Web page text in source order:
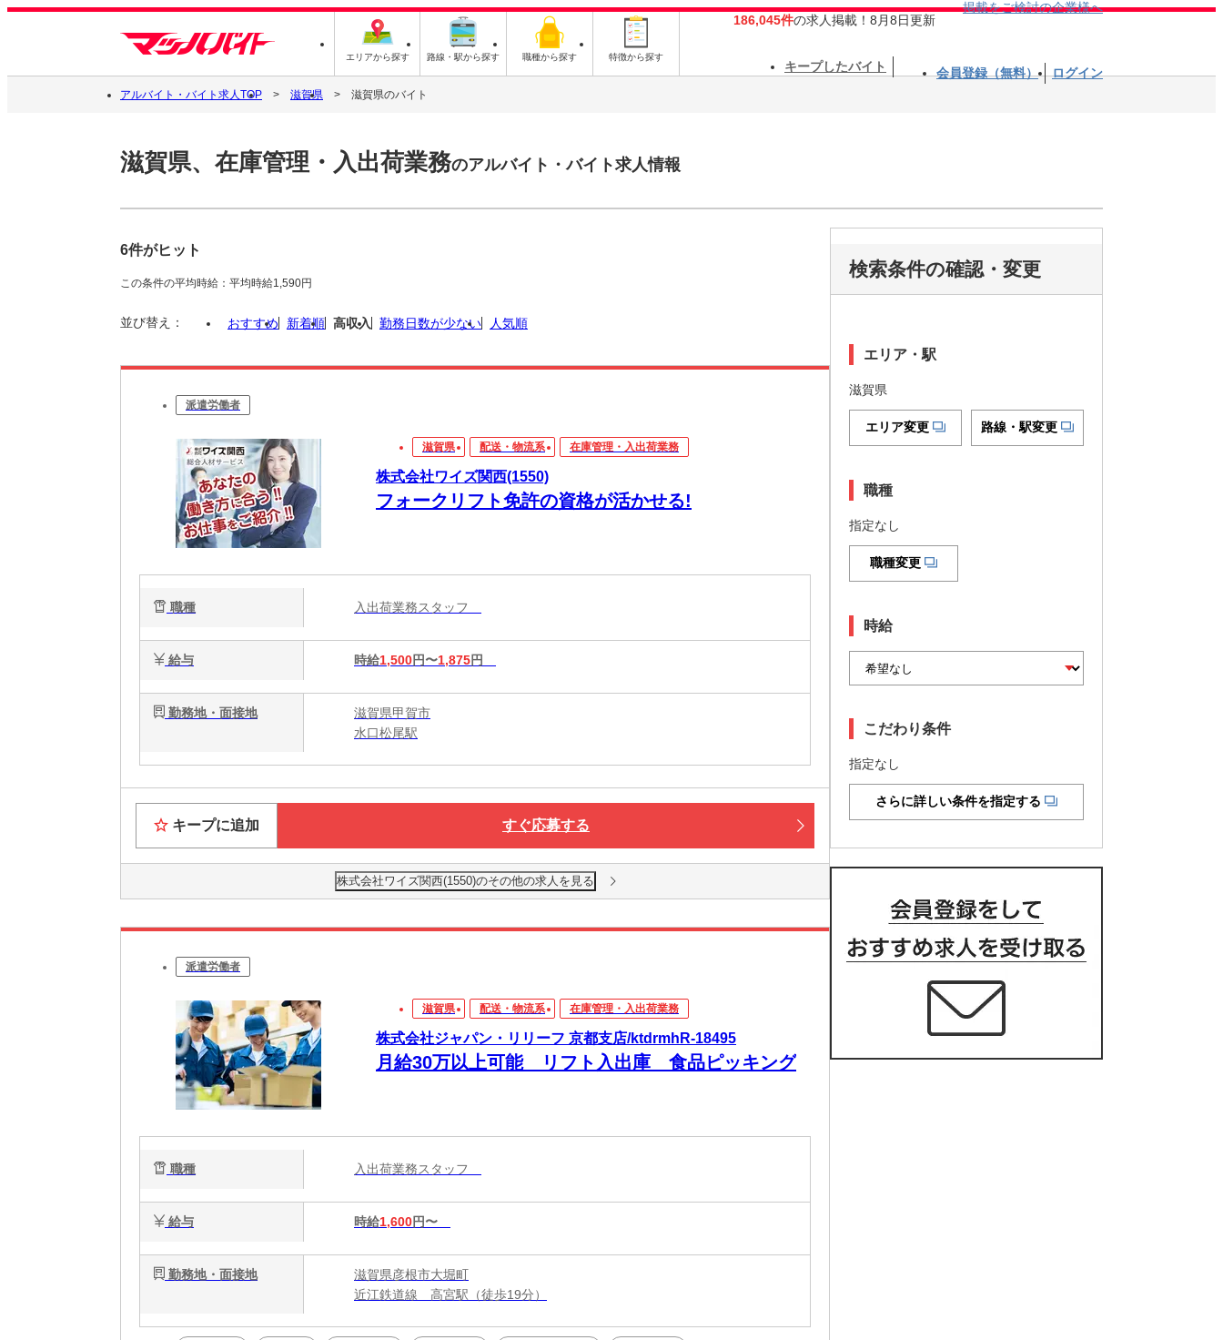
エリアから探す 路線・駅から探す 職種から探す 特徴から探す
186,045件の求人掲載！8月8日更新
掲載をご検討の企業様へ
キープしたバイト 会員登録（無料） ログイン
アルバイト・バイト求人TOP 滋賀県 滋賀県のバイト
滋賀県、在庫管理・入出荷業務のアルバイト・バイト求人情報
6件がヒット
この条件の平均時給：平均時給1,590円
並び替え： おすすめ 新着順 高収入 勤務日数が少ない 人気順
派遣労働者
滋賀県 配送・物流系 在庫管理・入出荷業務
株式会社ワイズ関西(1550)
フォークリフト免許の資格が活かせる!
職種 入出荷業務スタッフ
給与 時給1,500円〜1,875円
勤務地・面接地
滋賀県甲賀市
水口松尾駅
キープに追加 すぐ応募する
株式会社ワイズ関西(1550)のその他の求人を見る
派遣労働者
滋賀県 配送・物流系 在庫管理・入出荷業務
株式会社ジャパン・リリーフ 京都支店/ktdrmhR-18495
月給30万以上可能 リフト入出庫 食品ピッキング
職種 入出荷業務スタッフ
給与 時給1,600円〜
勤務地・面接地
滋賀県彦根市大堀町
近江鉄道線 高宮駅（徒歩19分）
検索条件の確認・変更
エリア・駅
滋賀県
エリア変更 路線・駅変更
職種
指定なし
職種変更
時給
こだわり条件
指定なし
さらに詳しい条件を指定する